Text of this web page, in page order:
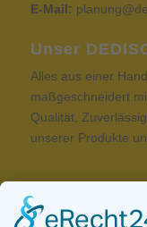
E-Mail:
Unser
Alles aus einer
maßgeschneidert
Qualität,
unserer Produkte